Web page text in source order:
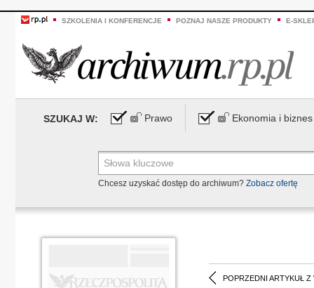
SZKOLENIA I KONFERENCJE POZNAJ NASZE PRODUKTY E-
SZUKAJ W: Prawo Ekonomia i biznes
Chcesz uzyskać dostęp do archiwum? Zobacz ofertę
POPRZEDNI ARTYKUŁ Z